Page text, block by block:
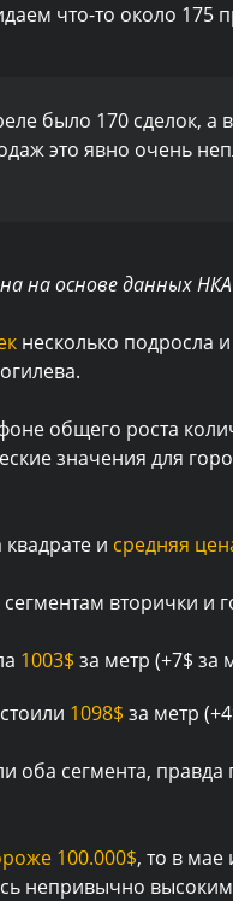
что-то около 175
было 170 сделок,
это явно очень
на основе данных
несколько подросла
общего роста
значения для
и средняя
вторички и
1003$ за метр (+7$ за
стоили 1098$ за метр
оба сегмента,
100.000$, то в
непривычно